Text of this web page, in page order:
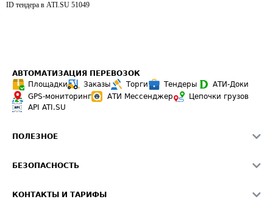
ID тендера в ATI.SU 51049
АВТОМАТИЗАЦИЯ ПЕРЕВОЗОК
Площадки
Заказы Торги Тендеры
АТИ-Доки
GPS-мониторинг
АТИ Мессенджер
Цепочки грузов
API ATI.SU
ПОЛЕЗНОЕ
Звезды ATI.SU на вашем сайте
БЕЗОПАСНОСТЬ
КОНТАКТЫ И ТАРИФЫ